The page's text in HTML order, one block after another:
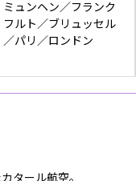
ミュンヘン／フランク
フルト／ブリュッセル
／パリ／ロンドン
タール航空。